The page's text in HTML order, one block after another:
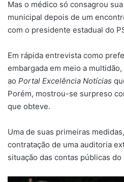
Mas o médico só consagrou
municipal depois de um
com o presidente estadual do
Em rápida entrevista como
embargada em meio a
ao Portal Excelência Notícias
Porém, mostrou-se surpreso
que obteve.
Uma de suas primeiras
contratação de uma auditoria
situação das contas públicas